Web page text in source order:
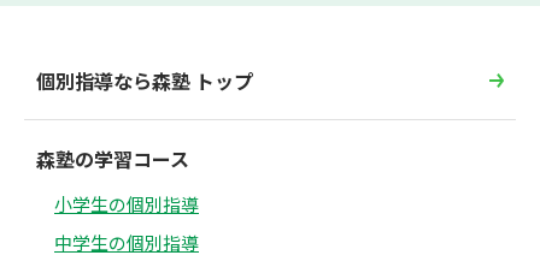
個別指導なら森塾 トップ
森塾の学習コース
小学生の個別指導
中学生の個別指導